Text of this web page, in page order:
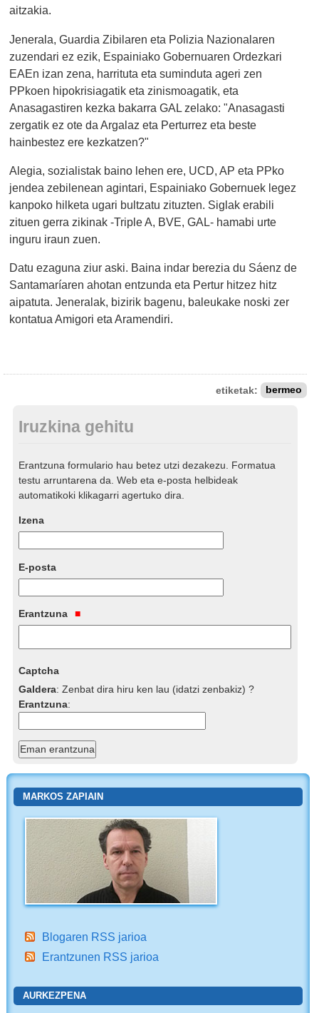
aitzakia.
Jenerala, Guardia Zibilaren eta Polizia Nazionalaren
zuzendari ez ezik, Espainiako Gobernuaren Ordezkari
EAEn izan zena, harrituta eta suminduta ageri zen
PPkoen hipokrisiagatik eta zinismoagatik, eta
Anasagastiren kezka bakarra GAL zelako: "Anasagasti
zergatik ez ote da Argalaz eta Perturrez eta beste
hainbestez ere kezkatzen?"
Alegia, sozialistak baino lehen ere, UCD, AP eta PPko
jendea zebilenean agintari, Espainiako Gobernuek legez
kanpoko hilketa ugari bultzatu zituzten. Siglak erabili
zituen gerra zikinak -Triple A, BVE, GAL- hamabi urte
inguru iraun zuen.
Datu ezaguna ziur aski. Baina indar berezia du Sáenz de
Santamaríaren ahotan entzunda eta Pertur hitzez hitz
aipatuta. Jeneralak, bizirik bagenu, baleukake noski zer
kontatua Amigori eta Aramendiri.
etiketak: bermeo
Iruzkina gehitu
Erantzuna formulario hau betez utzi dezakezu. Formatua
testu arruntarena da. Web eta e-posta helbideak
automatikoki klikagarri agertuko dira.
Izena
E-posta
Erantzuna
Captcha
Galdera:Zenbat dira hiru ken lau (idatzi zenbakiz) ?
Erantzuna:
MARKOS ZAPIAIN
Blogaren RSS jarioa
Erantzunen RSS jarioa
AURKEZPENA